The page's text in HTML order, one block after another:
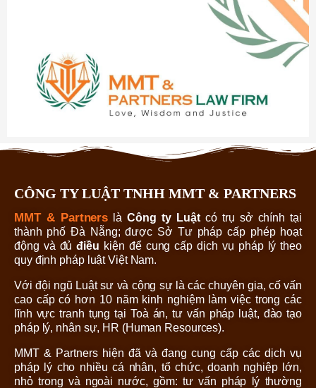
CÔNG TY LUẬT TNHH MMT & PARTNERS
MMT & Partners làCông ty Luậtcó trụ sở chính tại
thành phố Đà Nẵng; được Sở Tư pháp cấp phép hoạt
động và đủđiều kiện để cung cấp dịch vụ pháp lý theo
quy định pháp luật Việt Nam.
Với đội ngũ Luật sư và cộng sự là các chuyên gia, cố vấn
cao cấp có hơn 10 năm kinh nghiệm làm việc trong các
lĩnh vực tranh tụng tại Toà án, tư vấn pháp luật, đào tạo
pháp lý, nhân sự, HR (Human Resources).
MMT & Partners hiện đã và đang cung cấp các dịch vụ
pháp lý cho nhiều cá nhân, tổ chức, doanh nghiệp lớn,
nhỏ trong và ngoài nước, gồm: tư vấn pháp lý thường